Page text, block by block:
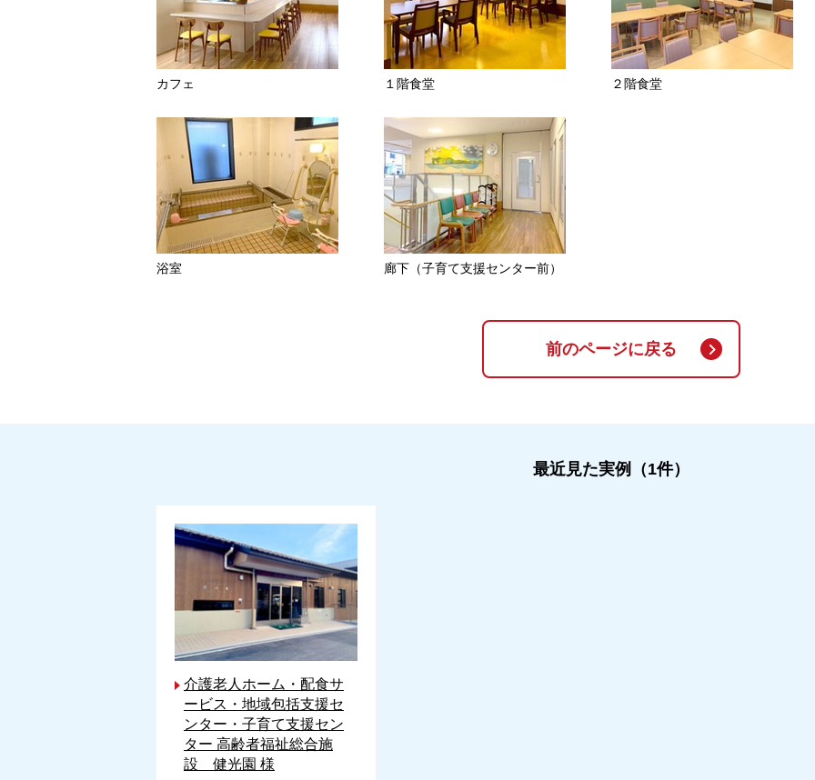
カフェ １階食堂 ２階食堂
浴室 廊下（子育て支援センター前）
前のページに戻る
最近見た実例（1件）
介護老人ホーム・配食サ
ービス・地域包括支援セ
ンター・子育て支援セン
ター 高齢者福祉総合施
設 健光園 様